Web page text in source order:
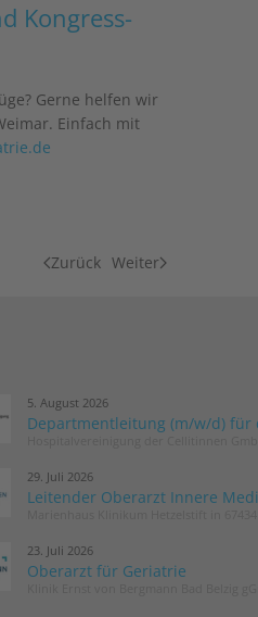
Kongress-
Gerne helfen wir
Einfach mit
Zurück Weiter
5. August 2026
Departmentleitung (m/w/d) für
29. Juli 2026
Leitender Oberarzt Innere
23. Juli 2026
Oberarzt für Geriatrie